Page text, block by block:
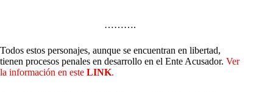
……….
Todos estos personajes, aunque se encuentran en libertad,
tienen procesos penales en desarrollo en el Ente Acusador. Ver
la información en este LINK.